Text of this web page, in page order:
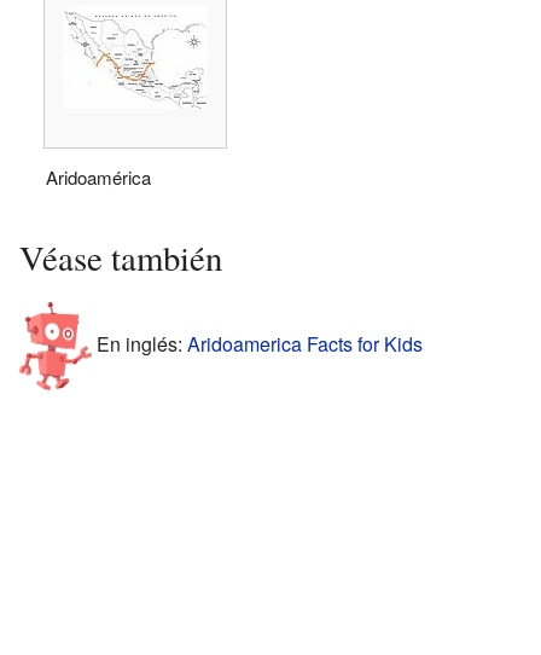
Aridoamérica
Véase también
En inglés: Aridoamerica Facts for Kids